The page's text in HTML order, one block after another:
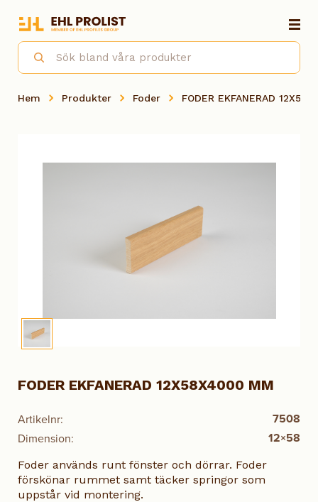
Hem Produkter Foder FODER EKFANERAD
Artikelnr: 7508
Dimension: 12×58
FODER EKFANERAD 12X58X4000 MM
Foder används runt fönster och dörrar. Foder
förskönar rummet samt täcker springor som
uppstår vid montering.